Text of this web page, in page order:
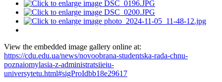
View the embedded image gallery online at:
https://cdu.edu.ua/news/novoobrana-studentska-rada-chnu-
poznaiomylasia-z-administratsiieiu-
universytetu.html#sigProIdbb18e29617